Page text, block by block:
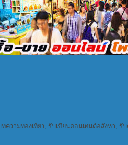
ทความท่องเที่ยว, รับเขียนคอนเทนต์อสังหา,